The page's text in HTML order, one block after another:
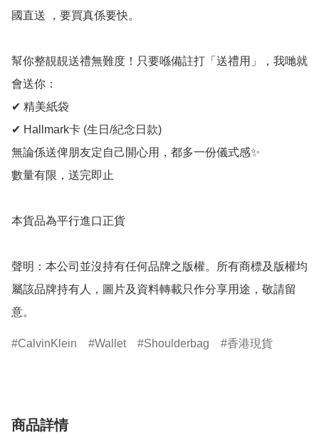
國直送 ，要買真係要快。
幫你整靚靚送禮無難度！只要喺備註打「送禮用」，我哋就
會送你：
✔ 精美紙袋
✔ Hallmark卡 (生日/紀念日款)
無論係送俾朋友定自己開心用，都多一份儀式感✨
數量有限，送完即止
本貨品為平行進口正貨
聲明：本公司並沒持有任何品牌之版權。所有商標及版權均
屬該品牌持有人，圖片及資料轉載只作分享用途，敬請留
意。
CalvinKlein Wallet Shoulderbag 香港現貨
商品詳情